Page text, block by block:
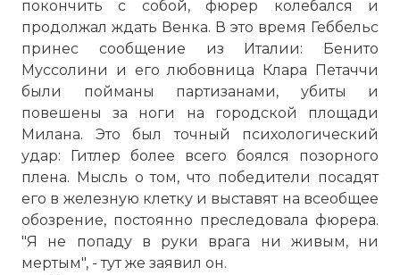
покончить с собой, фюрер колебался и
продолжал ждать Венка. В это время Геббельс
принес сообщение из Италии: Бенито
Муссолини и его любовница Клара Петаччи
были пойманы партизанами, убиты и
повешены за ноги на городской площади
Милана. Это был точный психологический
удар: Гитлер более всего боялся позорного
плена. Мысль о том, что победители посадят
его в железную клетку и выставят на всеобщее
обозрение, постоянно преследовала фюрера.
"Я не попаду в руки врага ни живым, ни
мертым", - тут же заявил он.